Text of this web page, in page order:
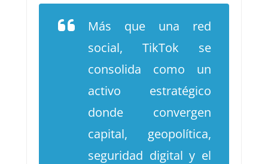
Más que una red
social, TikTok se
consolida como un
activo estratégico
donde convergen
capital, geopolítica,
seguridad digital y el